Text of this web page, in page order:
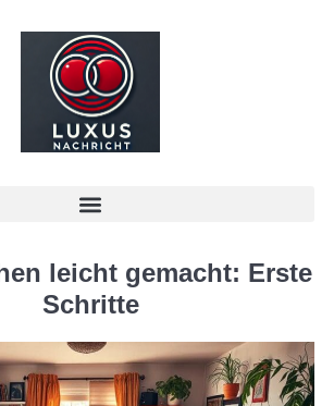
leicht gemacht: Erste
Schritte